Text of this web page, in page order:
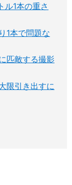
ル1本の重さ
1本で問題な
匹敵する撮影
限引き出すに